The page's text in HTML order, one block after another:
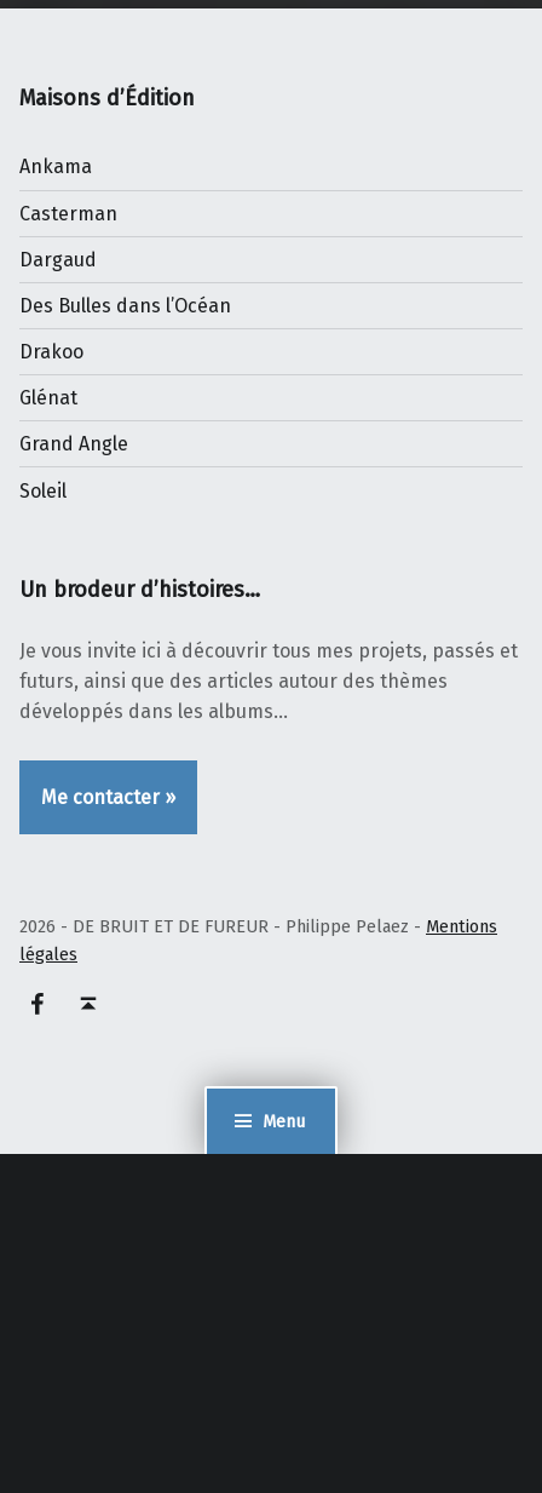
Menu
Maisons d’Édition
Ankama
Casterman
Dargaud
Des Bulles dans l’Océan
Drakoo
Glénat
Grand Angle
Soleil
Un brodeur d’histoires…
Je vous invite ici à découvrir tous mes projets, passés et
futurs, ainsi que des articles autour des thèmes
développés dans les albums…
Me contacter »
2026 - DE BRUIT ET DE FUREUR - Philippe Pelaez - Mentions
légales
Facebook – Philippe Pelaez